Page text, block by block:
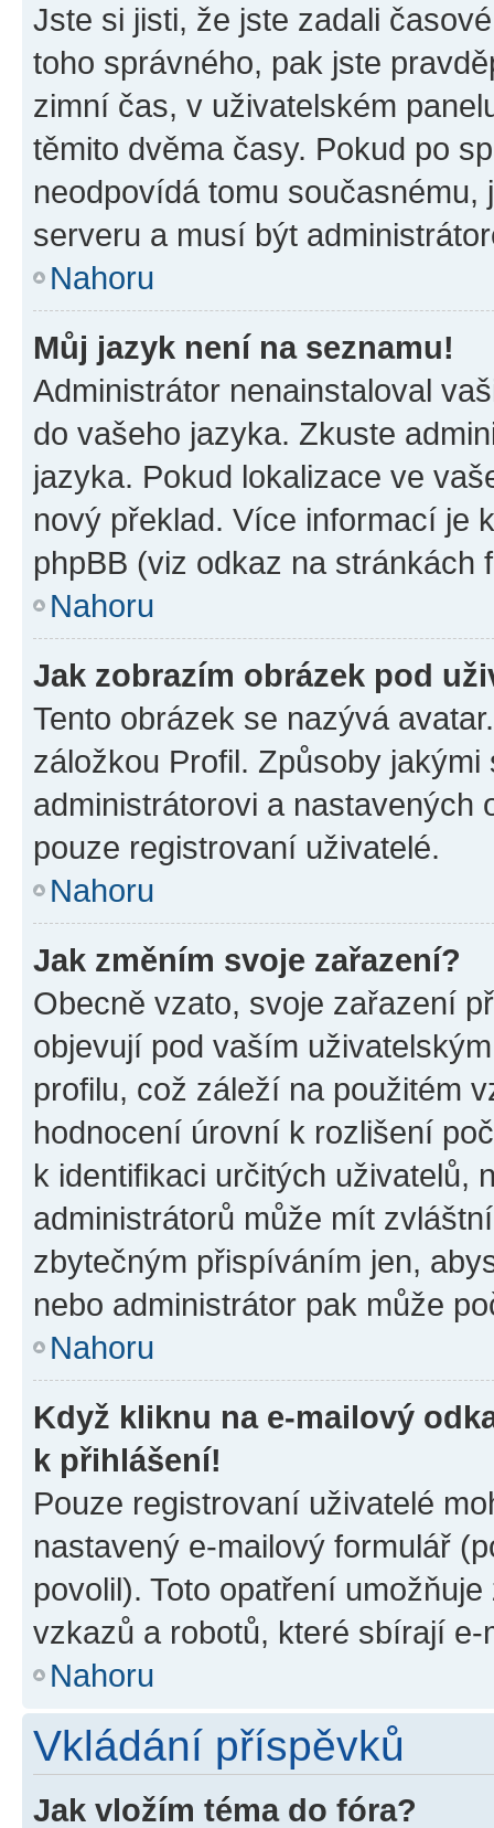
Jste si jisti, že jste zadali
toho správného, pak jste
zimní čas, v uživatelském
těmito dvěma časy. Pokud po
neodpovídá tomu
serveru a musí být
Nahoru
Můj jazyk není na seznamu!
Administrátor nenainstaloval
do vašeho jazyka. Zkuste
jazyka. Pokud lokalizace ve
nový překlad. Více informací je
phpBB (viz odkaz na stránkách
Nahoru
Jak zobrazím obrázek pod
Tento obrázek se nazývá
záložkou Profil. Způsoby
administrátorovi a nastavených
pouze registrovaní uživatelé.
Nahoru
Jak změním svoje zařazení?
Obecně vzato, svoje zařazení
objevují pod vaším
profilu, což záleží na použitém
hodnocení úrovní k rozlišení
k identifikaci určitých uživatelů,
administrátorů může mít
zbytečným přispíváním jen,
nebo administrátor pak může
Nahoru
Když kliknu na e-mailový
k přihlášení!
Pouze registrovaní uživatelé
nastavený e-mailový formulář
povolil). Toto opatření
vzkazů a robotů, které sbírají e-
Nahoru
Vkládání příspěvků
Jak vložím téma do fóra?